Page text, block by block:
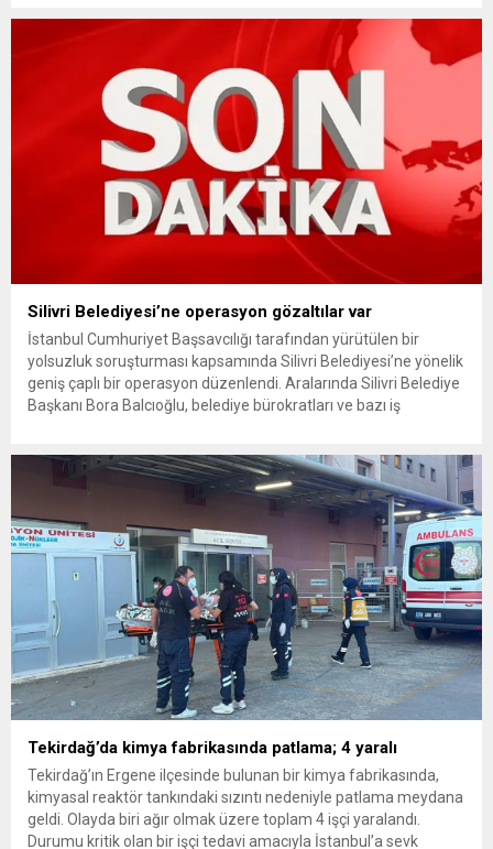
getiriyor. Hazine Müsteşarlığına bağlı ilgili kurumlarca...
Silivri Belediyesi’ne operasyon gözaltılar var
İstanbul Cumhuriyet Başsavcılığı tarafından yürütülen bir
yolsuzluk soruşturması kapsamında Silivri Belediyesi’ne yönelik
geniş çaplı bir operasyon düzenlendi. Aralarında Silivri Belediye
Başkanı Bora Balcıoğlu, belediye bürokratları ve bazı iş
inceleme ve arama çalışmaları devam ediyor. İstanbul’da...
Tekirdağ’da kimya fabrikasında patlama; 4 yaralı
Tekirdağ’ın Ergene ilçesinde bulunan bir kimya fabrikasında,
kimyasal reaktör tankındaki sızıntı nedeniyle patlama meydana
geldi. Olayda biri ağır olmak üzere toplam 4 işçi yaralandı.
Durumu kritik olan bir işçi tedavi amacıyla İstanbul’a sevk